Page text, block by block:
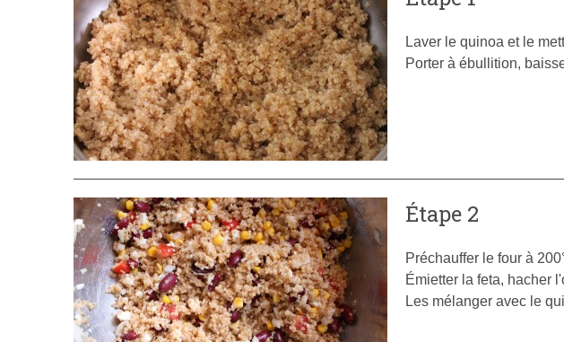
Laver le quinoa et le
Porter à ébullition,
Étape 2
Préchauffer le four à
Émietter la feta, hacher
Les mélanger avec le